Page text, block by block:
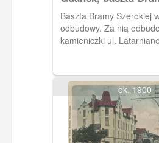
Baszta Bramy Szerokiej
odbudowy. Za nią
kamieniczki ul.
ok. 1900